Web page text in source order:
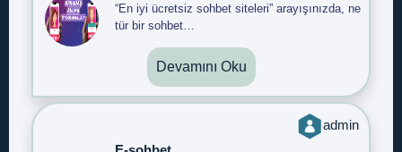
“En iyi ücretsiz sohbet siteleri” arayışınızda, ne
tür bir sohbet…
Devamını Oku
admin